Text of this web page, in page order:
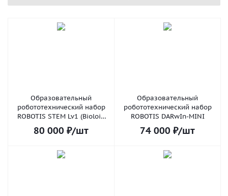
Образовательный
робототехнический набор
ROBOTIS STEM Lv1 (Bioloid
STEM Standard)
80 000 ₽/шт
Образовательный
робототехнический набор
ROBOTIS DARwIn-MINI
74 000 ₽/шт